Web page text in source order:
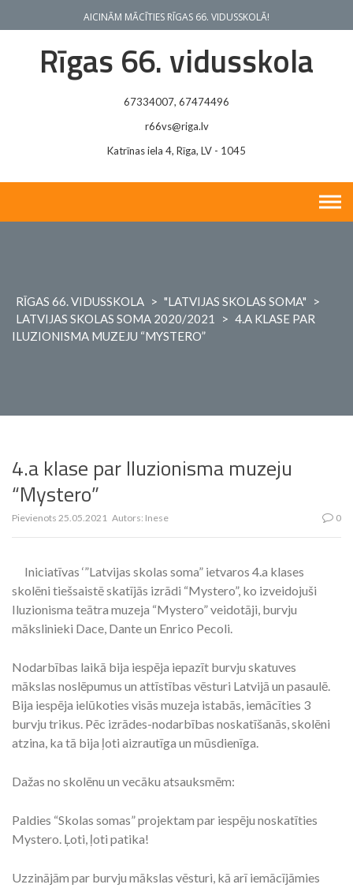
AICINĀM MĀCĪTIES RĪGAS 66. VIDUSSKOLĀ!
Rīgas 66. vidusskola
67334007, 67474496
r66vs@riga.lv
Katrīnas iela 4, Rīga, LV - 1045
RĪGAS 66. VIDUSSKOLA > "LATVIJAS SKOLAS SOMA"
>
LATVIJAS SKOLAS SOMA 2020/2021
> 4.A KLASE PAR
ILUZIONISMA MUZEJU “MYSTERO”
4.a klase par Iluzionisma muzeju
“Mystero”
Pievienots 25.05.2021 Autors: Inese 0
Iniciatīvas ‘”Latvijas skolas soma” ietvaros 4.a klases
skolēni tiešsaistē skatījās izrādi “Mystero”, ko izveidojuši
Iluzionisma teātra muzeja “Mystero” veidotāji, burvju
mākslinieki Dace, Dante un Enrico Pecoli.
Nodarbības laikā bija iespēja iepazīt burvju skatuves
mākslas noslēpumus un attīstības vēsturi Latvijā un pasaulē.
Bija iespēja ielūkoties visās muzeja istabās, iemācīties 3
burvju trikus. Pēc izrādes-nodarbības noskatīšanās, skolēni
atzina, ka tā bija ļoti aizrautīga un mūsdienīga.
Dažas no skolēnu un vecāku atsauksmēm:
Paldies “Skolas somas” projektam par iespēju noskatīties
Mystero. Ļoti, ļoti patika!
Uzzinājām par burvju mākslas vēsturi, kā arī iemācījāmies